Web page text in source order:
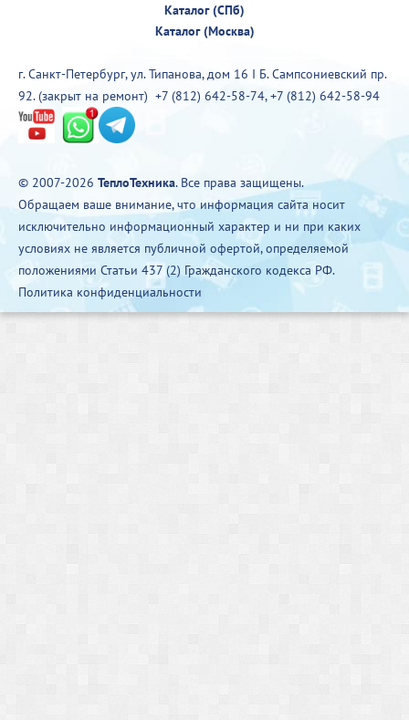
Каталог (СПб)
Каталог (Москва)
г. Санкт-Петербург, ул. Типанова, дом 16 I Б. Сампсониевский пр.
92. (закрыт на ремонт) +7 (812) 642-58-74,+7 (812) 642-58-94
© 2007-2026 ТеплоТехника. Все права защищены.
Обращаем ваше внимание, что информация сайта носит
исключительно информационный характер и ни при каких
условиях не является публичной офертой, определяемой
положениями Статьи 437 (2) Гражданского кодекса РФ.
Политика конфиденциальности